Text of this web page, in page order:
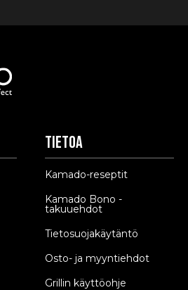
Tietoa
Kamado-reseptit
Kamado Bono -
takuuehdot
Tietosuojakäytäntö
Osto- ja myyntiehdot
Grillin käyttöohje